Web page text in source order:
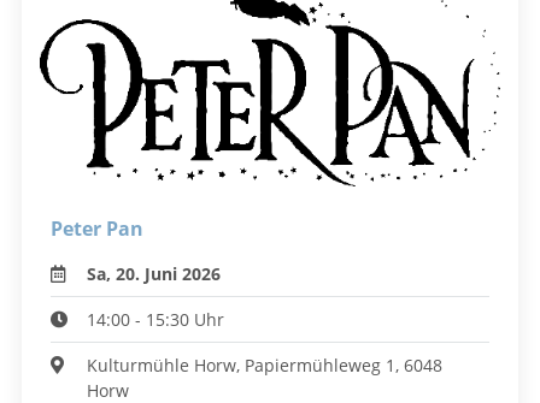
Peter Pan
Sa, 20. Juni 2026
14:00 - 15:30 Uhr
Kulturmühle Horw, Papiermühleweg 1, 6048
Horw